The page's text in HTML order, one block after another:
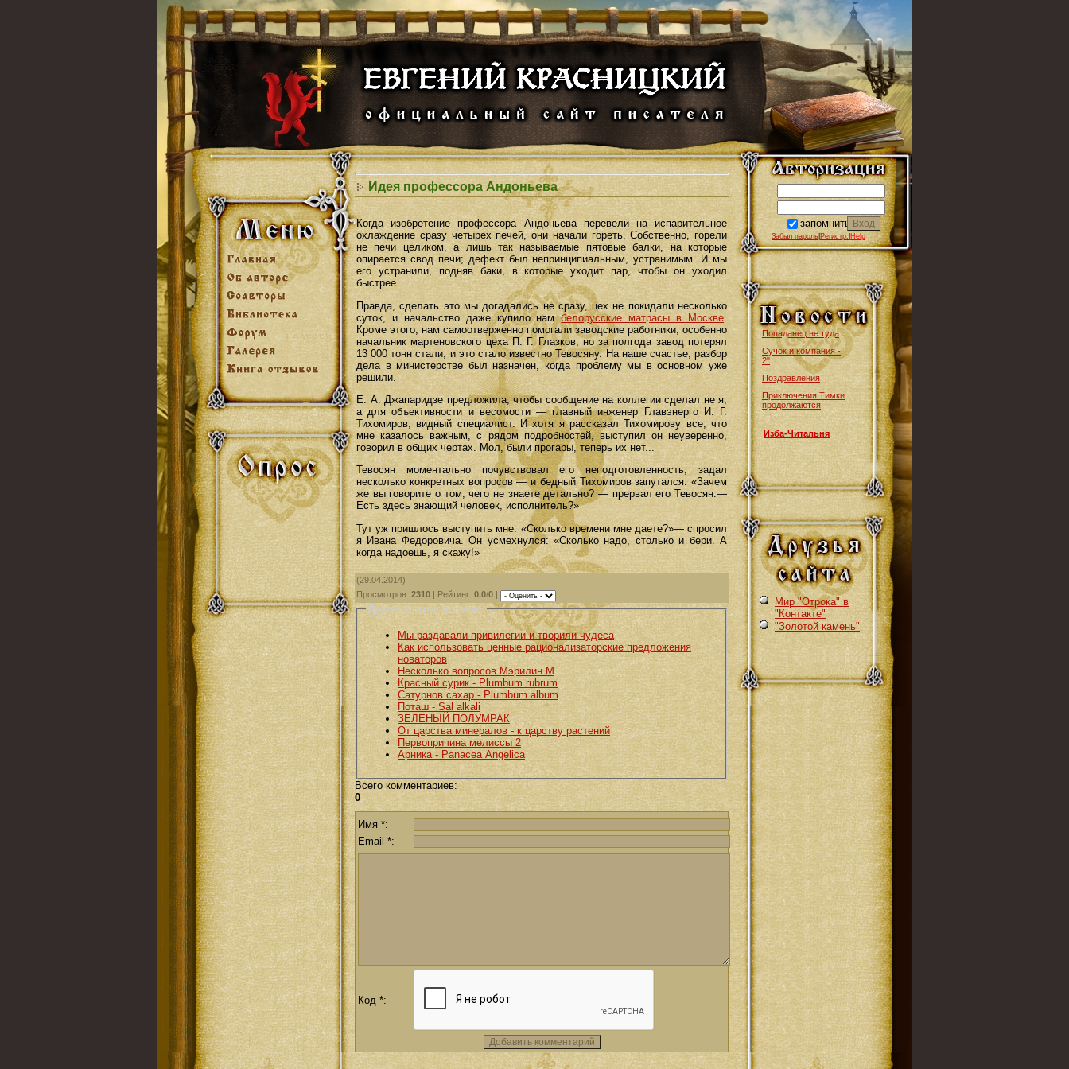
Идея профессора Андоньева
Когда изобретение профессора Андоньева перевели на испарительное
охлаждение сразу четырех печей, они начали гореть. Собственно, горели
не печи целиком, а лишь так называемые пятовые балки, на которые
опирается свод печи; дефект был непринципиальным, устранимым. И мы
его устранили, подняв баки, в которые уходит пар, чтобы он уходил
быстрее.
Правда, сделать это мы догадались не сразу, цех не покидали несколько
суток, и начальство даже купило намбелорусские матрасы в Москве
Кроме этого, нам самоотверженно помогали заводские работники, особенно
начальник мартеновского цеха П. Г. Глазков, но за полгода завод потерял
13 000 тонн стали, и это стало известно Тевосяну. На наше счастье, разбор
дела в министерстве был назначен, когда проблему мы в основном уже
решили.
Е. А. Джапаридзе предложила, чтобы сообщение на коллегии сделал не я,
а для объективности и весомости — главный инженер Главэнерго И. Г.
Тихомиров, видный специалист. И хотя я рассказал Тихомирову все, что
мне казалось важным, с рядом подробностей, выступил он неуверенно,
говорил в общих чертах. Мол, были прогары, теперь их нет...
Тевосян моментально почувствовал его неподготовленность, задал
несколько конкретных вопросов — и бедный Тихомиров запутался. «Зачем
же вы говорите о том, чего не знаете детально? — прервал его Тевосян.—
Есть здесь знающий человек, исполнитель?»
Тут уж пришлось выступить мне. «Сколько времени мне даете?»— спросил
я Ивана Федоровича. Он усмехнулся: «Сколько надо, столько и бери. А
когда надоешь, я скажу!»
(29.04.2014)
Просмотров: 2310 Рейтинг: 0.0/0
Другие статьи по теме:
Мы раздавали привилегии и творили чудеса
Как использовать ценные рационализаторские предложения
новаторов
Несколько вопросов Мэрилин М
Красный сурик - Plumbum rubrum
Сатурнов сахар - Plumbum album
Поташ - Sal alkali
ЗЕЛЕНЫЙ ПОЛУМРАК
От царства минералов - к царству растений
Первопричина мелиссы 2
Арника - Panacea Angelica
Всего комментариев:
0
Имя *:
Email *:
Код *:
запомнить
Забыл пароль Регистр. Help
Попаданец не туда
Сучок и компания -
2"
Поздравления
Приключения Тимки
продолжаются
Изба-Читальня
Мир "Отрока" в
"Контакте"
"Золотой камень"